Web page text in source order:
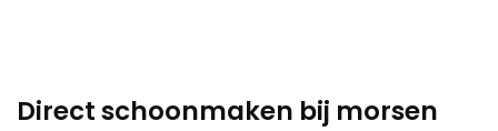
Direct schoonmaken bij morsen